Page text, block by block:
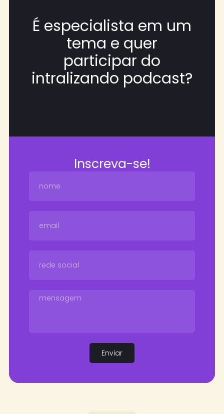
É especialista em um
tema e quer
participar do
intralizando podcast?
Inscreva-se!
Enviar